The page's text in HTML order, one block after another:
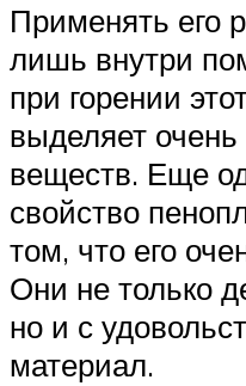
Применять его
лишь внутри
при горении
выделяет
веществ. Еще
свойство
том, что его
Они не только
но и с
материал.